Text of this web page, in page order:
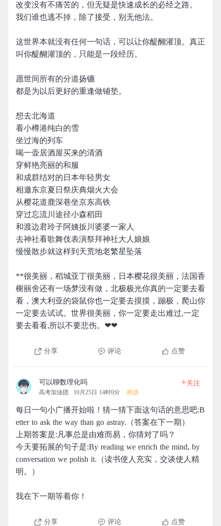
改变没有不痛苦的，但无疑是快速成长的必经之路。
我们谁也逃不掉，除了接受，别无他法。
这世界本就没有任何一句话，可以让你醍醐灌顶。真正
叫你醍醐灌顶的，只能是一段经历。
愿世间所有的分道扬镳
都是为以后更好的重逢做铺垫。
想去北海道
看小樽港纯白的雪
坐过海的列车
喝一壶居酒屋买来的清酒
穿鲜艳亮丽的和服
和成群结对的日本年轻男女
相邀东京夏日祭庆典烟火大会
从樱花道鹿深巷坐京东高铁
穿过忘流川途径小森稻田
和渡边君玲子阿姨扳川婆婆一家人
去神社看歌舞伎表演祭拜神社大人娘娘
慢慢散步就这样到天荒地老繁星坠落
**很美丽，稻城亚丁很美丽，日本樱花很美丽，法国香
榭丽舍还有一场梦没有做，北极极光你真的一定要去看
看，澳大利亚的袋鼠你也一定要去摸摸，蹦极，爬山你
一定要去试试。世界很美丽，你一定要走出难过,一定
要去看看,所以不要悲伤。❤❤
分享 评论 点赞
可以聊数理化吗
高考加油团 10月25日 14时0分 精选
+关注
每日一句小广播开始啦！猜一猜下面这句话的意思吧:B
etter to ask the way than go astray.（答案在下一期）
上期答案是:凡事总是由难而易，你猜对了吗？
今天要拓展的句子是:By reading we enrich the mind, by
conversation we polish it.（读书使人充实，交谈使人精
明。）
我在下一期等着你！
分享 评论 点赞